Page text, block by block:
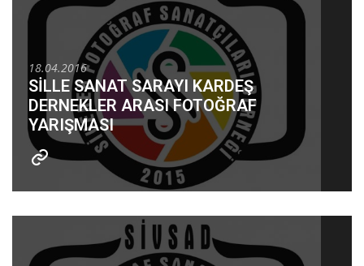
18.04.2016
SİLLE SANAT SARAYI KARDEŞ
DERNEKLER ARASI FOTOĞRAF
YARIŞMASI